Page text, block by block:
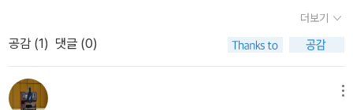
라면 어떤 중점사항을? 한다면..초등수학문제집을 통해 다져보면 좋
다 싶어요.기억해야할 이론을 담아 문제로 물어보며학교 시험이라면,
이런 문제이다 싶은 '시험 콕' 부분도.더불어, 문장제 서술형 카드
와 실생활 문제로이론, 개념을 제대로 이해하고 있다면,응용해볼 시
아요. 2단원 비례식과 비례배분의 단원 평가까지 다 풀이해보았어
요.아주 여유있게 진행하다보니 속도는 조금 늦지만아이의 학기 중 #
거의 틀린 문제 없이 잘 풀이하고 이해한 아들.앞으로도 이렇게 꾸준
히 학습하면 2학기 수학도 큰 무리없이 잘 해나갈 수 있을 것 같아요.
어요.예를 들어 기둥과 뿔에 대한 이해가 부족한 것 같으면6학년 1학
기 교과서나 문제집으로 각기둥과 뿔에 대해 다시 복습하면 되겠죠^^​
기적의 초등수학의 장점은교과서 개념을 익히고 익힘책 문제를 풀어
보며 기본원리를 탄탄하게 해줍니다. 학교시험 100점 문제와 문제해
더보기
공감 (1) 댓글 (0)